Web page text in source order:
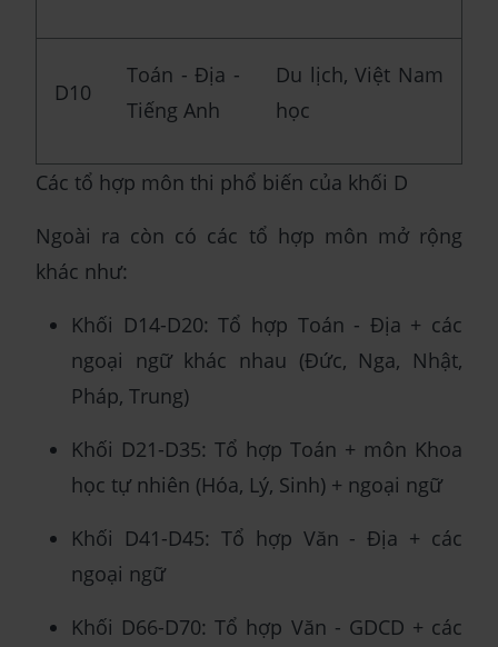
D10
Toán - Địa -
Tiếng Anh
Du lịch, Việt Nam
học
Các tổ hợp môn thi phổ biến của khối D
Ngoài ra còn có các tổ hợp môn mở rộng
khác như:
Khối D14-D20: Tổ hợp Toán - Địa + các
ngoại ngữ khác nhau (Đức, Nga, Nhật,
Pháp, Trung)
Khối D21-D35: Tổ hợp Toán + môn Khoa
học tự nhiên (Hóa, Lý, Sinh) + ngoại ngữ
Khối D41-D45: Tổ hợp Văn - Địa + các
ngoại ngữ
Khối D66-D70: Tổ hợp Văn - GDCD + các